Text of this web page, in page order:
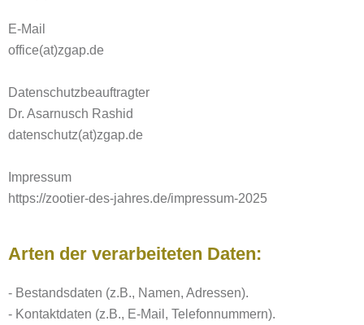
E-Mail
office(at)zgap.de
Datenschutzbeauftragter
Dr. Asarnusch Rashid
datenschutz(at)zgap.de
Impressum
https://zootier-des-jahres.de/impressum-2025
Arten der verarbeiteten Daten:
- Bestandsdaten (z.B., Namen, Adressen).
- Kontaktdaten (z.B., E-Mail, Telefonnummern).